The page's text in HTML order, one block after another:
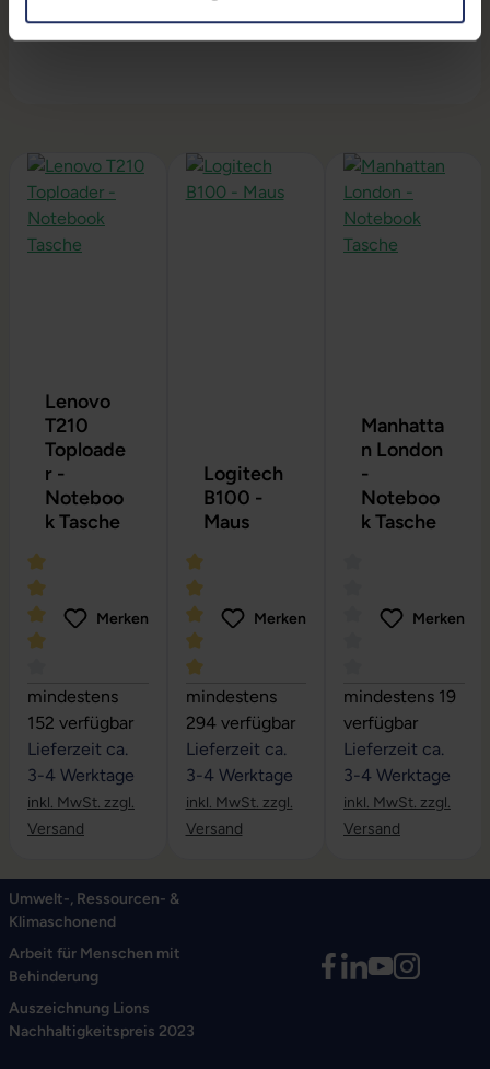
Dennoch können wir keine Garantieleistungen auf
Akkulaufzeiten übernehmen.
Produktgalerie überspringen
Lenovo
T210
Toploade
r -
Noteboo
k Tasche
Durchschnittliche Bewertung von 4 von 5 Sternen
Merken
mindestens
152 verfügbar
Lieferzeit ca.
3-4 Werktage
inkl. MwSt. zzgl.
Versand
Logitech
B100 -
Maus
Durchschnittliche Bewertung von 5
Merken
mindestens
294 verfügbar
Lieferzeit ca.
3-4 Werktage
inkl. MwSt. zzgl.
Versand
Manhatta
n London
-
Noteboo
k Tasche
Durchschnittliche
Merken
mindestens 19
verfügbar
Lieferzeit ca.
3-4 Werktage
inkl. MwSt. zzgl.
Versand
Umwelt-, Ressourcen- &
Klimaschonend
Arbeit für Menschen mit
Behinderung
Auszeichnung Lions
Nachhaltigkeitspreis 2023